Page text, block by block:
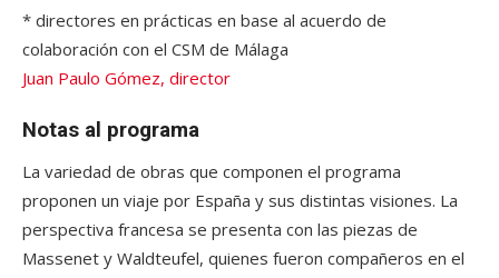
* directores en prácticas en base al acuerdo de
colaboración con el CSM de Málaga
Juan Paulo Gómez, director
Notas al programa
La variedad de obras que componen el programa
proponen un viaje por España y sus distintas visiones. La
perspectiva francesa se presenta con las piezas de
Massenet y Waldteufel, quienes fueron compañeros en el